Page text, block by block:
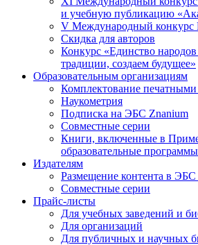
и учебную публикацию
V Международный
Скидка для авторов
Конкурс «Единство
традиции, создаем будущее»
Образовательным организациям
Комплектование
Наукометрия
Подписка на ЭБС Znanium
Совместные серии
Книги, включенные в
образовательные
Издателям
Размещение контента в
Совместные серии
Прайс-листы
Для учебных заведений и
Для организаций
Для публичных и научных